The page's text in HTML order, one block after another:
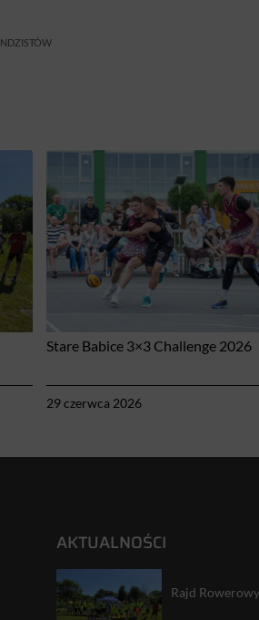
Stare Babice 3×3 Challenge 2026
29 czerwca 2026
AKTUALNOŚCI
Rajd